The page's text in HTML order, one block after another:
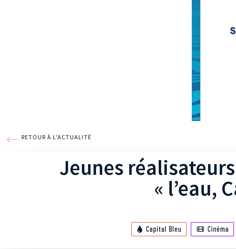
RETOUR À L'ACTUALITÉ
Jeunes
« l’eau,
Capital Bleu Cinéma